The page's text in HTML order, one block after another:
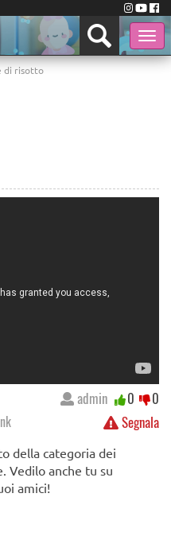
Toggle
di risotto
Segnala
admin 0 0
della categoria dei
Vedilo anche tu su
amici!